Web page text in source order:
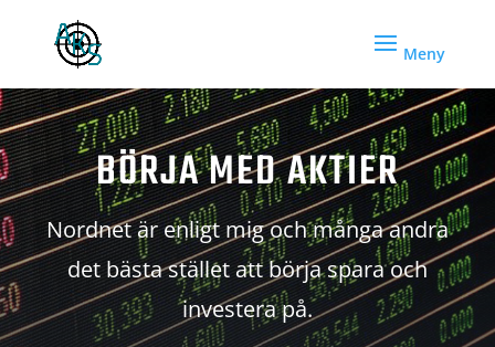
BÖRJA MED AKTIER
Nordnet är enligt mig och många andra
det bästa stället att börja spara och
investera på.